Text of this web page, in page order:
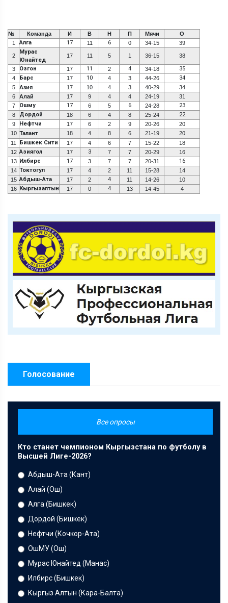
№ Команда И В Н П Мячи
О
1
Алга 17 11 6 0 34-15 39
2
Мурас
Юнайтед
17 11 5 1 36-15 38
3 Озгон 17 11 2 4 34-18 35
4 Барс 17 10 4 3 44-26 34
5 Азия 17 10 4 3 40-29
34
6
Алай 17 9 4 4 24-19
31
7
Ошму 17 6 5 6 24-28 23
8 Дордой 18 6 4 8 25-24 22
9 Нефтчи 17 6 2 9 20-26
20
10 Талант 18 4 8 6 21-19
20
11
Бишкек Сити 17 4 6 7 15-22
18
12 Азиягол 17 3 7 7 20-29
16
13 Илбирс 17 3 7 7 20-31 16
14 Токтогул 17 4 2 11 15-28
14
15 Абдыш-Ата 17 2 4 11 14-26
10
16 Кыргызалтын 17 0 4 13 14-45 4
Голосование
Все опросы
Кто станет чемпионом Кыргызстана по футболу в
Высшей Лиге-2026?
Абдыш-Ата (Кант)
Алай (Ош)
Алга (Бишкек)
Дордой (Бишкек)
Нефтчи (Кочкор-Ата)
ОшМУ (Ош)
Мурас Юнайтед (Манас)
Илбирс (Бишкек)
Кыргыз Алтын (Кара-Балта)